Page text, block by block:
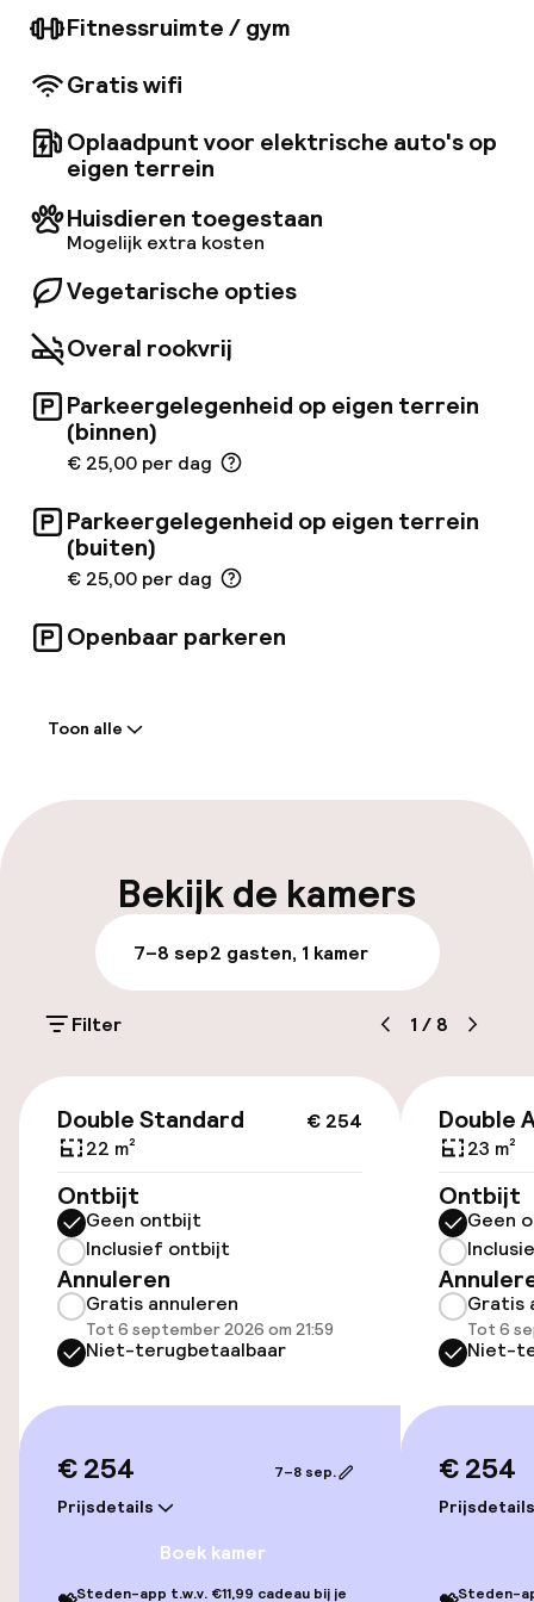
zwembad, is Mama Shelter Roma de perfecte
Fitnessruimte / gym
Gratis wifi
Oplaadpunt voor elektrische auto's op
eigen terrein
Huisdieren toegestaan
Mogelijk extra kosten
Vegetarische opties
Overal rookvrij
Parkeergelegenheid op eigen terrein
(binnen)
€ 25,00 per dag
Parkeergelegenheid op eigen terrein
(buiten)
€ 25,00 per dag
Openbaar parkeren
Laat uitchecken mogelijk
Bagageruimte
Parkeren & mobiliteit
(buiten)
€ 25,00 per dag
(binnen)
€ 25,00 per dag
Openbaar parkeren
Oplaadpunt elektrische auto op
locatie
Transferservice
Toegankelijkheid
Toon alle
Bekijk de kamers
7–8 sep2 gasten, 1 kamer
Filter 1 / 8
€ 254
Double Standard
22 m²
Ontbijt
Geen ontbijt
Inclusief ontbijt
Annuleren
Gratis annuleren
Tot 6 september 2026 om 21:59
Niet-terugbetaalbaar
€ 254
Prijsdetails
7–8 sep.
Boek kamer
Steden-app t.w.v. €11,99 cadeau bij je
Double
23 m²
Ontbijt
Geen
Gratis
Tot 6
Niet-
€ 254
Prijsdetails
Steden-